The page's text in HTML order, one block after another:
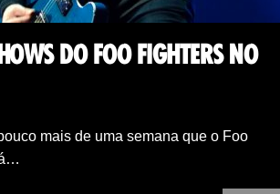
DO FOO FIGHTERS NO
mais de uma semana que o Foo